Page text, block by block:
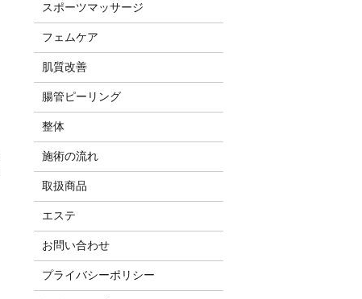
スポーツマッサージ
フェムケア
肌質改善
腸管ピーリング
整体
施術の流れ
取扱商品
エステ
お問い合わせ
プライバシーポリシー